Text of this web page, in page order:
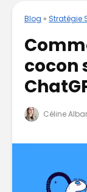
Blog » Stratégie
cocon
Céline